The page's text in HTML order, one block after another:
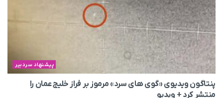
پیشنهاد سردبیر
پنتاگون ویدیوی «گوی های سرد» مرموز بر فراز خلیج عمان را
منتشر کرد + ویدیو